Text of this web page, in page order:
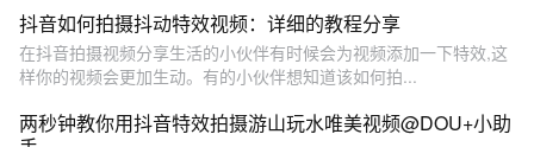
抖音如何拍摄抖动特效视频：详细的教程分享
在抖音拍摄视频分享生活的小伙伴有时候会为视频添加一下特效,这
样你的视频会更加生动。有的小伙伴想知道该如何拍...
两秒钟教你用抖音特效拍摄游山玩水唯美视频@DOU+小助